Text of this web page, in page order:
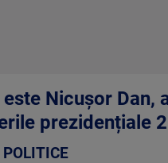
este Nicușor Dan,
prezidențiale